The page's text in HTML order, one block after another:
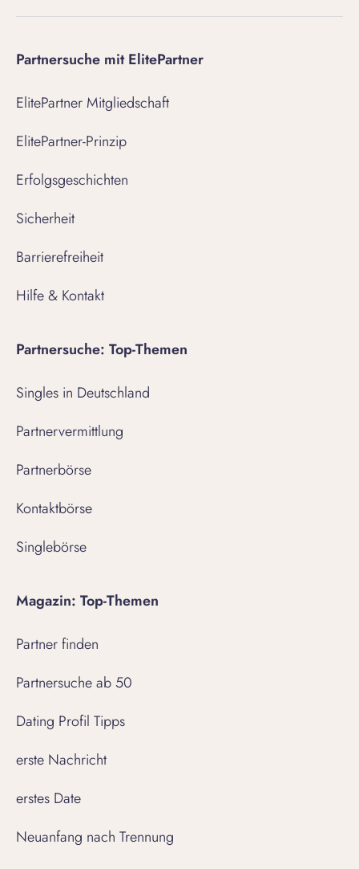
Partnersuche mit ElitePartner
ElitePartner Mitgliedschaft
ElitePartner-Prinzip
Erfolgsgeschichten
Sicherheit
Barrierefreiheit
Hilfe & Kontakt
Partnersuche: Top-Themen
Singles in Deutschland
Partnervermittlung
Partnerbörse
Kontaktbörse
Singlebörse
Magazin: Top-Themen
Partner finden
Partnersuche ab 50
Dating Profil Tipps
erste Nachricht
erstes Date
Neuanfang nach Trennung